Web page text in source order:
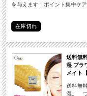
を与えます！ポイント集中ケ
在庫切れ
送料無
湿 プラ
メイト
送料無
湿。 つ